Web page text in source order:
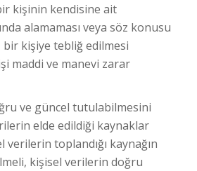
kişinin kendisine ait
alamaması veya söz konusu
bir kişiye tebliğ edilmesi
maddi ve manevi zarar
ve güncel tutulabilmesini
elde edildiği kaynaklar
verilerin toplandığı kaynağın
kişisel verilerin doğru